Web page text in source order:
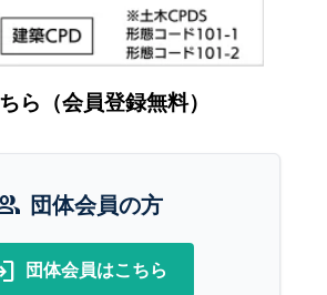
ら（会員登録無料）
団体会員の方
団体会員はこちら